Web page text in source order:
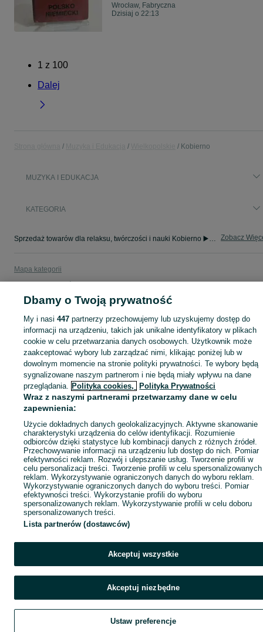
Wrocław, Fabryczna
Dzisiaj o 22:13
1 z 100
Dalej
Kobierno
MUZYKA I EDUKACJA
KATEGORIA
Sprzedaż towarów dla relaksu, twórczości i nauki Kobierno ▶️ Nowe i używane instrumenty, książki, filmy i inne ✌ Kupuj i sprzedawaj na OLX.pl! Zobacz
Mapa kategorii
Mapa ministron
Popularne wyszukiwania
Dbamy o Twoją prywatność
My i nasi447 partnerzy przechowujemy lub uzyskujemy dostęp do
informacji na urządzeniu, takich jak unikalne identyfikatory w plikach
cookie w celu przetwarzania danych osobowych. Użytkownik może
zaakceptować wybory lub zarządzać nimi, klikając poniżej lub w
dowolnym momencie na stronie polityki prywatności. Te wybory będą
sygnalizowane naszym partnerom i nie będą miały wpływu na dane
przeglądania. Polityka cookies, Polityka Prywatności
Wraz z naszymi partnerami przetwarzamy dane w celu
zapewnienia:
Użycie dokładnych danych geolokalizacyjnych. Aktywne skanowanie
charakterystyki urządzenia do celów identyfikacji. Rozumienie
odbiorców dzięki statystyce lub kombinacji danych z różnych źródeł.
Przechowywanie informacji na urządzeniu lub dostęp do nich. Pomiar
efektywności reklam. Rozwój i ulepszanie usług. Tworzenie profili w
celu personalizacji treści. Tworzenie profili w celu spersonalizowanych
reklam. Wykorzystywanie ograniczonych danych do wyboru reklam.
Wykorzystywanie ograniczonych danych do wyboru treści. Pomiar
efektywności treści. Wykorzystanie profili do wyboru
spersonalizowanych reklam. Wykorzystywanie profili w celu doboru
spersonalizowanych treści.
Lista partnerów (dostawców)
Akceptuj wszystkie
Akceptuj niezbędne
Ustaw preferencje